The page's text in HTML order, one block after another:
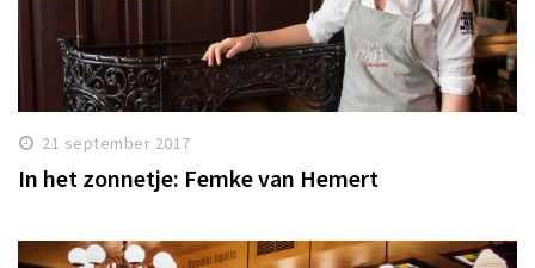
21 september 2017
In het zonnetje: Femke van Hemert